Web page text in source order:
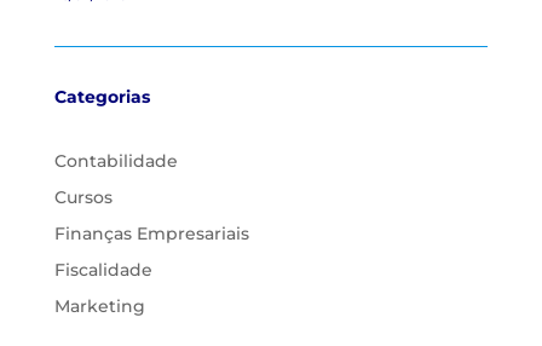
Categorias
Contabilidade
Cursos
Finanças Empresariais
Fiscalidade
Marketing